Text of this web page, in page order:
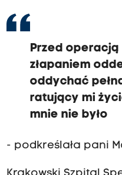
Przed operacją
złapaniem
oddychać
ratujący mi
mnie nie było
- podkreślała pani